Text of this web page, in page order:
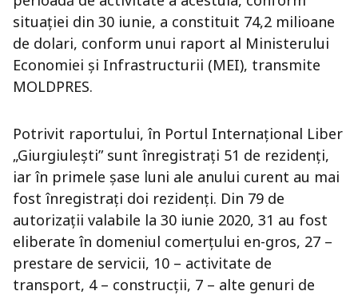
situației din 30 iunie, a constituit 74,2 milioane
de dolari, conform unui raport al Ministerului
Economiei și Infrastructurii (MEI), transmite
MOLDPRES.
Potrivit raportului, în Portul Internațional Liber
„Giurgiulești” sunt înregistrați 51 de rezidenți,
iar în primele șase luni ale anului curent au mai
fost înregistrați doi rezidenți. Din 79 de
autorizații valabile la 30 iunie 2020, 31 au fost
eliberate în domeniul comerțului en-gros, 27 –
prestare de servicii, 10 – activitate de
transport, 4 – construcții, 7 – alte genuri de